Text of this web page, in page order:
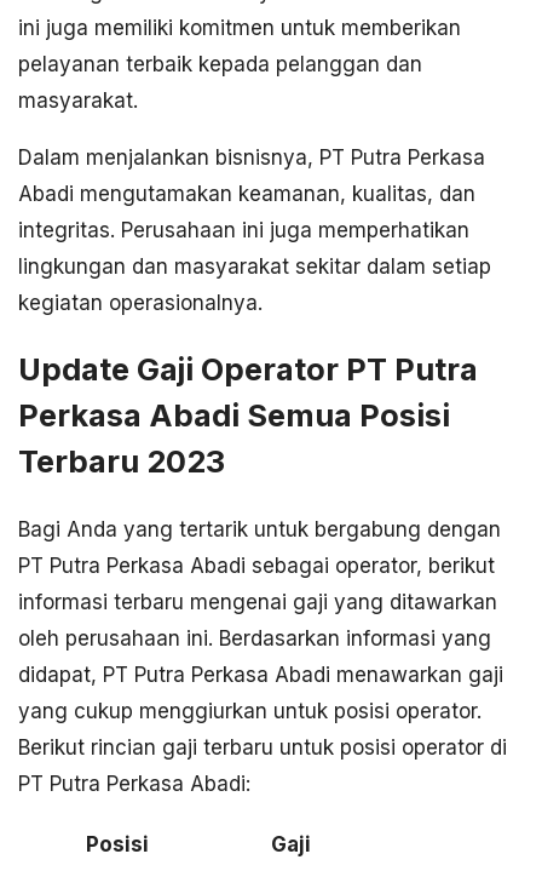
ini juga memiliki komitmen untuk memberikan
pelayanan terbaik kepada pelanggan dan
masyarakat.
Dalam menjalankan bisnisnya, PT Putra Perkasa
Abadi mengutamakan keamanan, kualitas, dan
integritas. Perusahaan ini juga memperhatikan
lingkungan dan masyarakat sekitar dalam setiap
kegiatan operasionalnya.
Update Gaji Operator PT Putra
Perkasa Abadi Semua Posisi
Terbaru 2023
Bagi Anda yang tertarik untuk bergabung dengan
PT Putra Perkasa Abadi sebagai operator, berikut
informasi terbaru mengenai gaji yang ditawarkan
oleh perusahaan ini. Berdasarkan informasi yang
didapat, PT Putra Perkasa Abadi menawarkan gaji
yang cukup menggiurkan untuk posisi operator.
Berikut rincian gaji terbaru untuk posisi operator di
PT Putra Perkasa Abadi:
Posisi
Gaji